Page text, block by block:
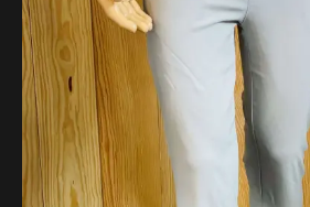
37.99 €.22.19 €.